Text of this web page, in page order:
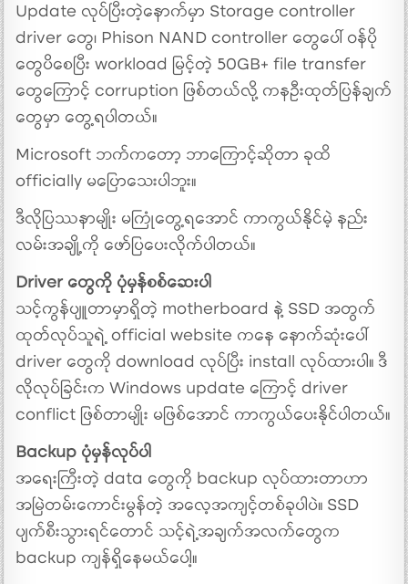
Update လုပ်ပြီးတဲ့နောက်မှာ Storage controller
driver တွေ၊ Phison NAND controller တွေပေါ် ဝန်ပို
တွေပိစေပြီး workload မြင့်တဲ့ 50GB+ file transfer
တွေကြောင့် corruption ဖြစ်တယ်လို့ ကနဦးထုတ်ပြန်ချက်
တွေမှာ တွေ့ရပါတယ်။
Microsoft ဘက်ကတော့ ဘာကြောင့်ဆိုတာ ခုထိ
officially မပြောသေးပါဘူး။
ဒီလိုပြဿနာမျိုး မကြုံတွေ့ရအောင် ကာကွယ်နိုင်မဲ့ နည်း
လမ်းအချို့ကို ဖော်ပြပေးလိုက်ပါတယ်။
Driver တွေကို ပုံမှန်စစ်ဆေးပါ
သင့်ကွန်ပျူတာမှာရှိတဲ့ motherboard နဲ့ SSD အတွက်
ထုတ်လုပ်သူရဲ့ official website ကနေ နောက်ဆုံးပေါ်
driver တွေကို download လုပ်ပြီး install လုပ်ထားပါ။ ဒီ
လိုလုပ်ခြင်းက Windows update ကြောင့် driver
conflict ဖြစ်တာမျိုး မဖြစ်အောင် ကာကွယ်ပေးနိုင်ပါတယ်။
Backup ပုံမှန်လုပ်ပါ
အရေးကြီးတဲ့ data တွေကို backup လုပ်ထားတာဟာ
အမြဲတမ်းကောင်းမွန်တဲ့ အလေ့အကျင့်တစ်ခုပါပဲ။ SSD
ပျက်စီးသွားရင်တောင် သင့်ရဲ့အချက်အလက်တွေက
backup ကျန်ရှိနေမယ်ပေါ့။